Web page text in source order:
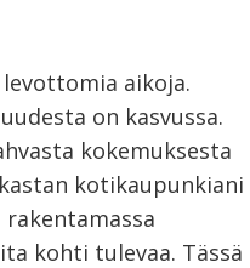
aikoja.
on kasvussa.
kokemuksesta
kotikaupunkiani
kohti tulevaa. Tässä